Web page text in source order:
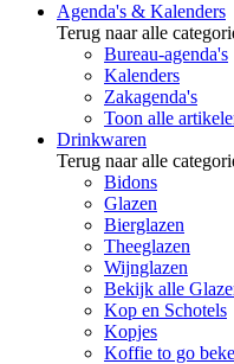
Agenda's & Kalenders
Terug naar alle
Bureau-agenda's
Kalenders
Zakagenda's
Toon alle
Drinkwaren
Terug naar alle
Bidons
Glazen
Bierglazen
Theeglazen
Wijnglazen
Bekijk alle
Kop en Schotels
Kopjes
Koffie to go